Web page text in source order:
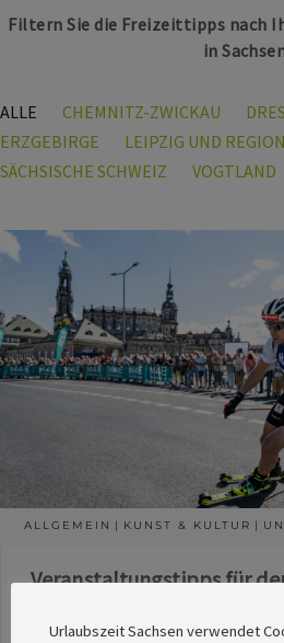
Filtern Sie die Freizeittipps nach
in
ALLE CHEMNITZ-ZWICKAU
ERZGEBIRGE
LEIPZIG UND REGION
SÄCHSISCHE SCHWEIZ
VOGTLAND
ALLGEMEIN KUNST & KULTUR
Veranstaltungstipps für
Urlaubszeit Sachsen verwendet